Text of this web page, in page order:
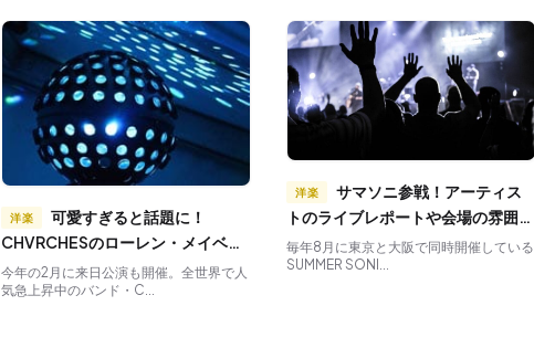
洋楽
CHVRCHESのローレン・メイベリ
ーに注目！
今年の2月に来日公演も開催。全世界で人
気急上昇中のバンド・C...
洋楽
トのライブレポートや会場の雰囲気
など！
毎年8月に東京と大阪で同時開催している
SUMMER SONI...